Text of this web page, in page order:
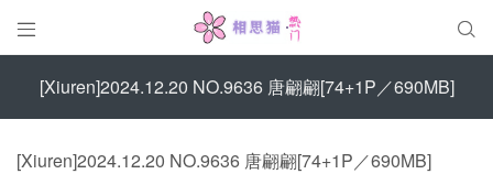
 
[Xiuren]2024.12.20 NO.9636 唐翩翩[74+1P／690MB]
[Xiuren]2024.12.20 NO.9636 唐翩翩[74+1P／690MB]